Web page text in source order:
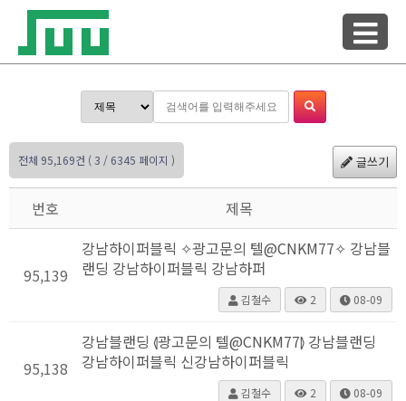
전체 95,169건 ( 3 / 6345 페이지 ) 글쓰기
번호 제목
95,139
강남하이퍼블릭 ✧광고문의 텔@CNKM77✧ 강남블
랜딩 강남하이퍼블릭 강남하퍼
김철수 2 08-09
95,138
강남블랜딩 ⦉광고문의 텔@CNKM77⦊ 강남블랜딩
강남하이퍼블릭 신강남하이퍼블릭
김철수 2 08-09